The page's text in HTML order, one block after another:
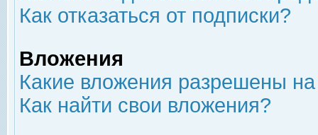
Как отказаться от подписки?
Вложения
Какие вложения разрешены
Как найти свои вложения?